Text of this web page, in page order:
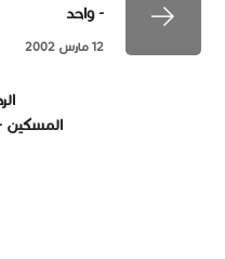
- واحد
12 مارس 2002
المسكين